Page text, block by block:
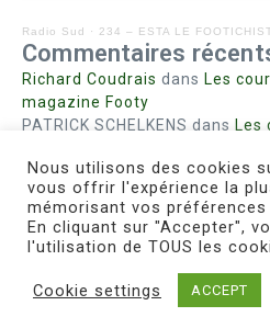
Radio Sud · 234 – ESTA LE
Commentaires
Richard Coudrais dans Les
magazine Footy
PATRICK SCHELKENS dans Les
Bohn fabiennedans Intrigues
Steph. RUTA dansLust for Nice
MIRMANDdansPieds agiles et
Copyright © 2026 Le
Nous utilisons des cookies
vous offrir l'expérience la
mémorisant vos
En cliquant sur "Accepter",
l'utilisation de TOUS les
Cookie settings ACCEPT